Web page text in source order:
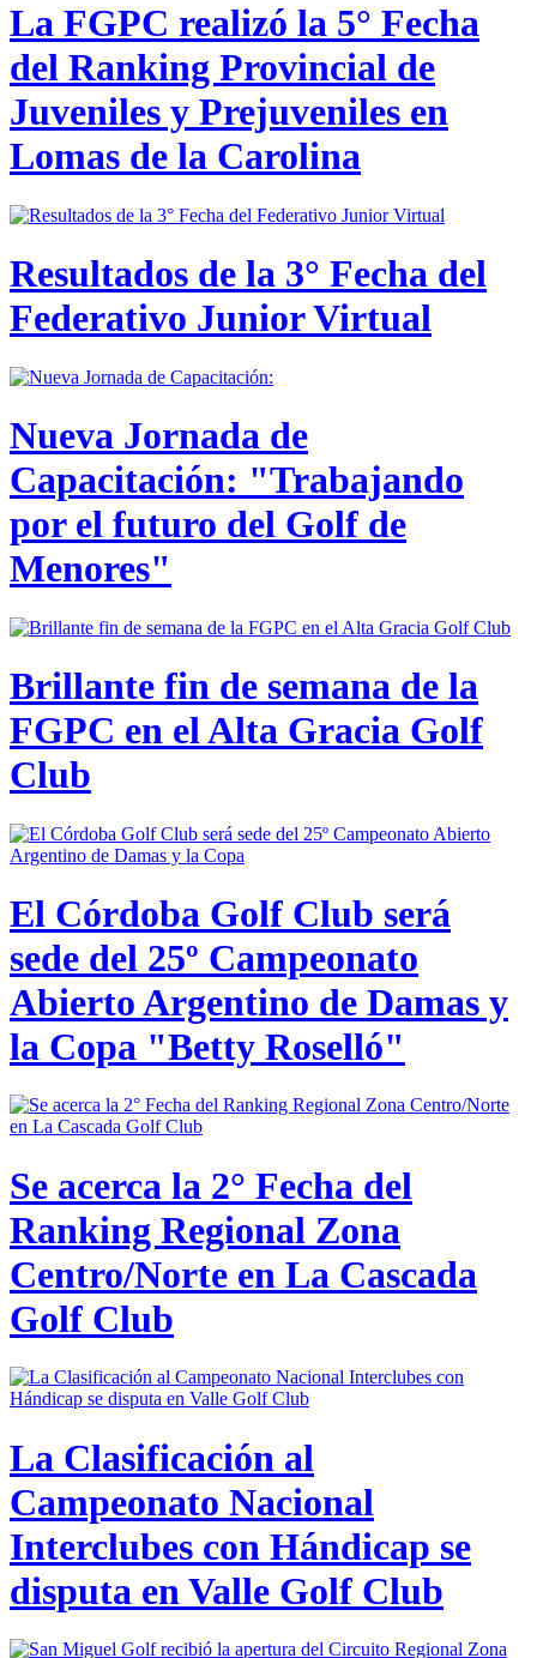
La FGPC realizó la 5° Fecha
del Ranking Provincial de
Juveniles y Prejuveniles en
Lomas de la Carolina
Resultados de la 3° Fecha del
Federativo Junior Virtual
Nueva Jornada de
Capacitación: "Trabajando
por el futuro del Golf de
Menores"
Brillante fin de semana de la
FGPC en el Alta Gracia Golf
Club
El Córdoba Golf Club será
sede del 25º Campeonato
Abierto Argentino de Damas y
la Copa "Betty Roselló"
Se acerca la 2° Fecha del
Ranking Regional Zona
Centro/Norte en La Cascada
Golf Club
La Clasificación al
Campeonato Nacional
Interclubes con Hándicap se
disputa en Valle Golf Club